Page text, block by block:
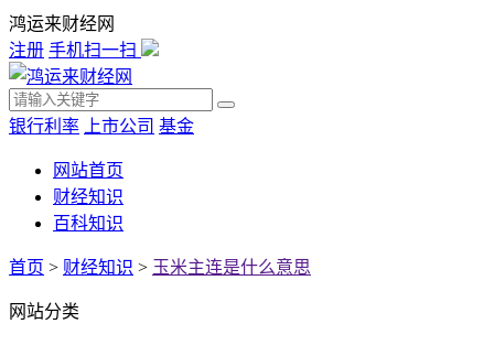
鸿运来财经网
注册 手机扫一扫
银行利率 上市公司 基金
网站首页
财经知识
百科知识
首页 > 财经知识 > 玉米主连是什么意思
网站分类